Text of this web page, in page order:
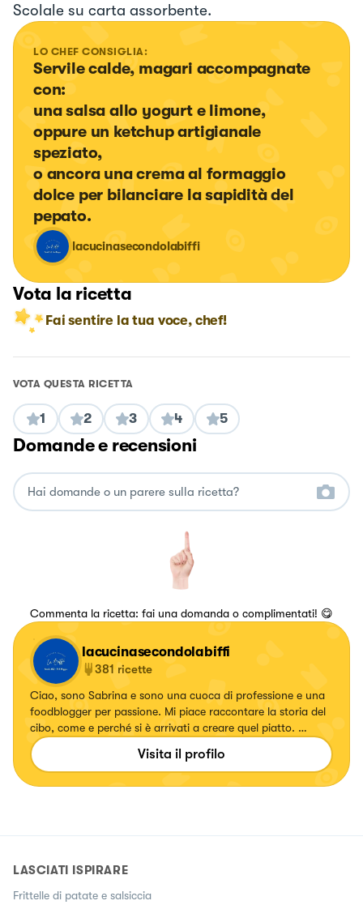
Scolale su carta assorbente.
LO CHEF CONSIGLIA:
Servile calde, magari accompagnate
con:
una salsa allo yogurt e limone,
oppure un ketchup artigianale
speziato,
o ancora una crema al formaggio
dolce per bilanciare la sapidità del
pepato.
lacucinasecondolabiffi
Vota la ricetta
Fai sentire la tua voce, chef!
VOTA QUESTA RICETTA
1 2 3 4 5
Domande e recensioni
Commenta la ricetta: fai una domanda o complimentati! 😋
lacucinasecondolabiffi
381 ricette
Ciao, sono Sabrina e sono una cuoca di professione e una
foodblogger per passione. Mi piace raccontare la storia del
cibo, come e perché si è arrivati a creare quel piatto. 👩🏻‍🍳
❤️
Visita il profilo
LASCIATI ISPIRARE
Frittelle di patate e salsiccia